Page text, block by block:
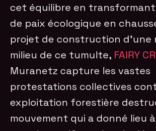
cet équilibre en
de paix écologique en
projet de construction d’une
milieu de ce tumulte, FAIRY
Muranetz capture les vastes
protestations collectives
exploitation forestière
mouvement qui a donné lieu